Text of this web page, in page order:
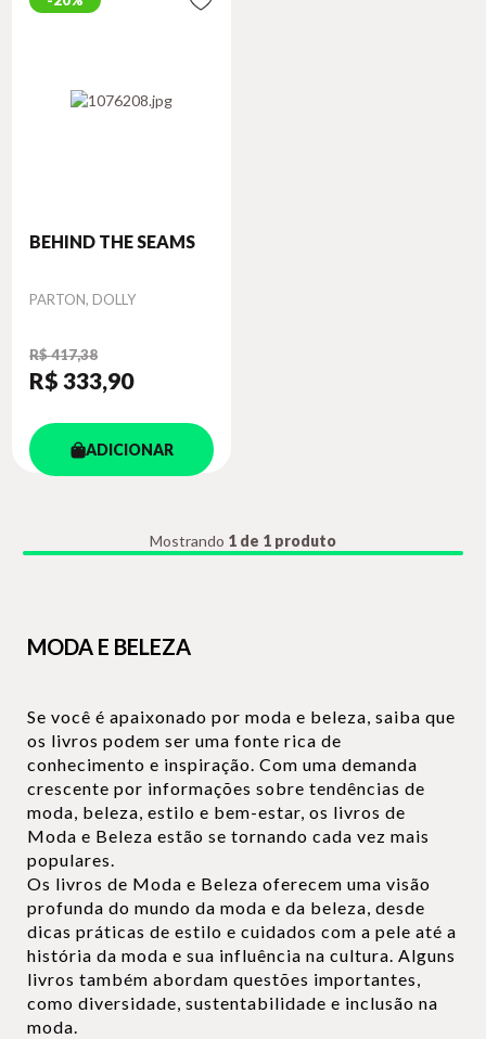
BEHIND THE SEAMS
Autor
PARTON, DOLLY
R$ 417,38
R$ 333,90
ADICIONAR
Mostrando 1 de 1 produto
MODA E BELEZA
Se você é apaixonado por moda e beleza, saiba que
os livros podem ser uma fonte rica de
conhecimento e inspiração. Com uma demanda
crescente por informações sobre tendências de
moda, beleza, estilo e bem-estar, os livros de
Moda e Beleza estão se tornando cada vez mais
populares.
Os livros de Moda e Beleza oferecem uma visão
profunda do mundo da moda e da beleza, desde
dicas práticas de estilo e cuidados com a pele até a
história da moda e sua influência na cultura. Alguns
livros também abordam questões importantes,
como diversidade, sustentabilidade e inclusão na
moda.